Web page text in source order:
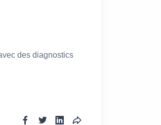
des diagnostics